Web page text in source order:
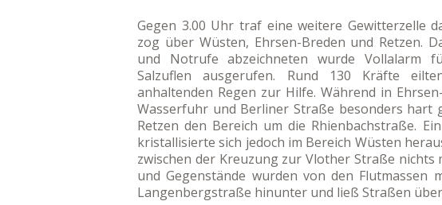
Gegen 3.00 Uhr traf eine weitere Gewitterzelle
zog über Wüsten, Ehrsen-Breden und Retzen.
und Notrufe abzeichneten wurde Vollalarm
Salzuflen ausgerufen. Rund 130 Kräfte
anhaltenden Regen zur Hilfe. Während in
Wasserfuhr und Berliner Straße besonders hart
Retzen den Bereich um die Rhienbachstraße.
kristallisierte sich jedoch im Bereich Wüsten
zwischen der Kreuzung zur Vlother Straße nichts
und Gegenstände wurden von den Flutmassen
Langenbergstraße hinunter und ließ Straßen